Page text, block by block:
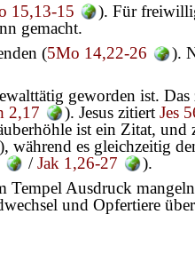
15,13-15
). Für
gemacht.
(5Mo 14,22-26
).
geworden ist.
2,17 ). Jesus zitiert Jes
ist ein Zitat, und
es gleichzeitig
/Jak 1,26-27
).
Tempel Ausdruck
und Opfertiere